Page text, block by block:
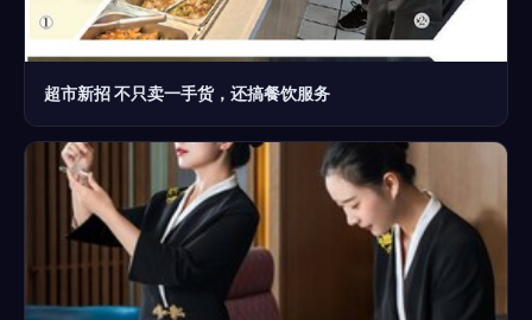
超市新招 不只卖一手货，还搞餐饮服务